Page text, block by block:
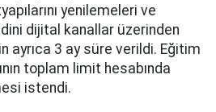
yenilemeleri ve
dijital kanallar üzerinden
ayrıca 3 ay süre verildi. Eğitim
toplam limit hesabında
istendi.